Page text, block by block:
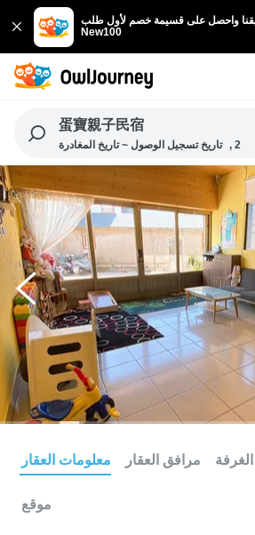
واحصل على قسيمة خصم لأول طلب:
New100
蛋寶親子民宿
تاريخ تسجيل الوصول ~ تاريخ المغادرة , 2
معلومات العقار مرافق العقار
موقع